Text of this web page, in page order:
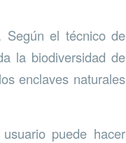
Según el técnico de
la biodiversidad de
enclaves naturales
puede hacer